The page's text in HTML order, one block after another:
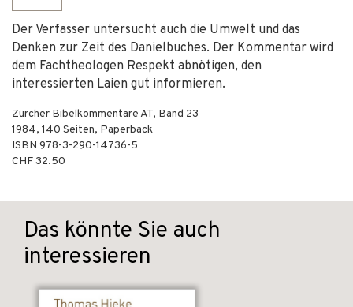
Der Verfasser untersucht auch die Umwelt und das
Denken zur Zeit des Danielbuches. Der Kommentar wird
dem Fachtheologen Respekt abnötigen, den
interessierten Laien gut informieren.
Zürcher Bibelkommentare AT, Band 23
1984, 140 Seiten, Paperback
ISBN 978-3-290-14736-5
CHF 32.50
Das könnte Sie auch
interessieren